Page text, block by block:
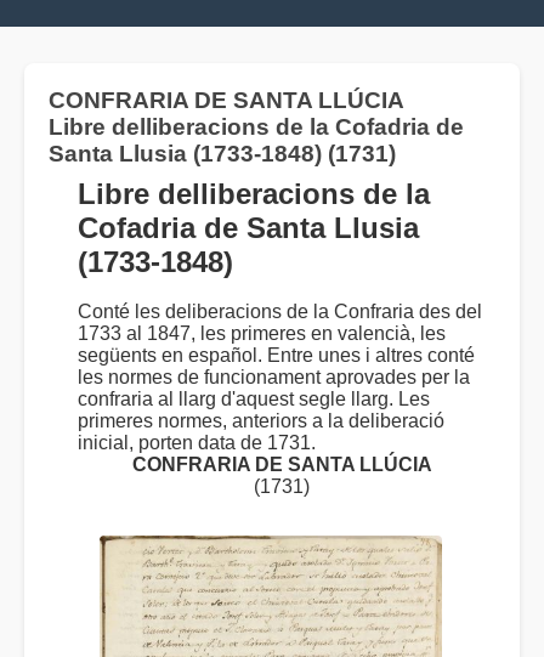
CONFRARIA DE SANTA LLÚCIA
Libre delliberacions de la Cofadria de
Santa Llusia (1733-1848) (1731)
Libre delliberacions de la
Cofadria de Santa Llusia
(1733-1848)
Conté les deliberacions de la Confraria des del
1733 al 1847, les primeres en valencià, les
següents en español. Entre unes i altres conté
les normes de funcionament aprovades per la
confraria al llarg d'aquest segle llarg. Les
primeres normes, anteriors a la deliberació
inicial, porten data de 1731.
CONFRARIA DE SANTA LLÚCIA
(1731)